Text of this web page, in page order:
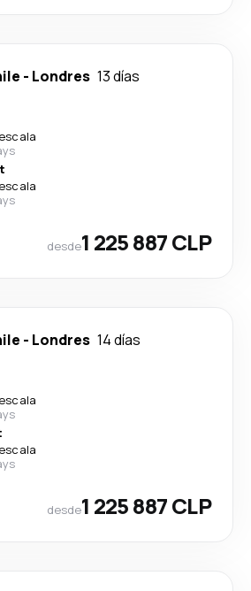
- Londres 13 días
desde1 225 887 CLP
- Londres 14 días
desde1 225 887 CLP